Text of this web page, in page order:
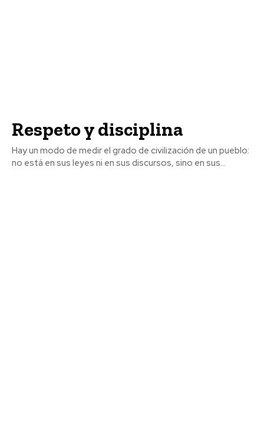
Respeto y disciplina
Hay un modo de medir el grado de civilización de un pueblo:
no está en sus leyes ni en sus discursos, sino en sus...